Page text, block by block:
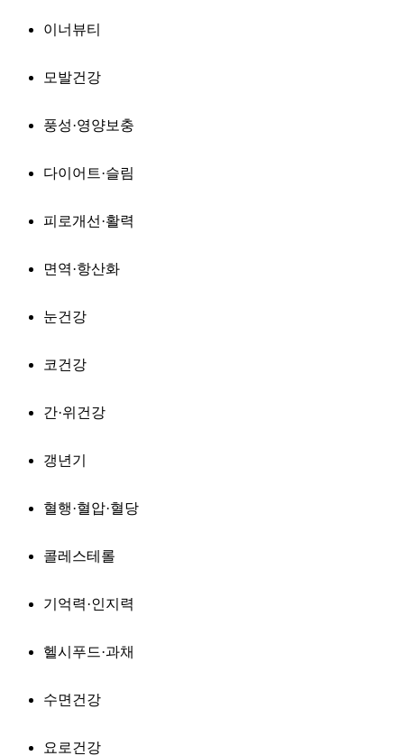
이너뷰티
모발건강
풍성·영양보충
다이어트·슬림
피로개선·활력
면역·항산화
눈건강
코건강
간·위건강
갱년기
혈행·혈압·혈당
콜레스테롤
기억력·인지력
헬시푸드·과채
수면건강
요로건강